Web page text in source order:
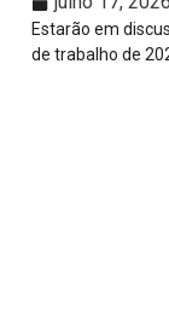
Estarão em
de trabalho de